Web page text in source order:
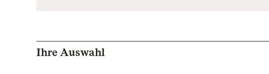
Ihre Auswahl